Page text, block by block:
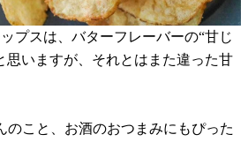
プスは、バターフレーバーの“甘じ
思いますが、それとはまた違った甘
のこと、お酒のおつまみにもぴった